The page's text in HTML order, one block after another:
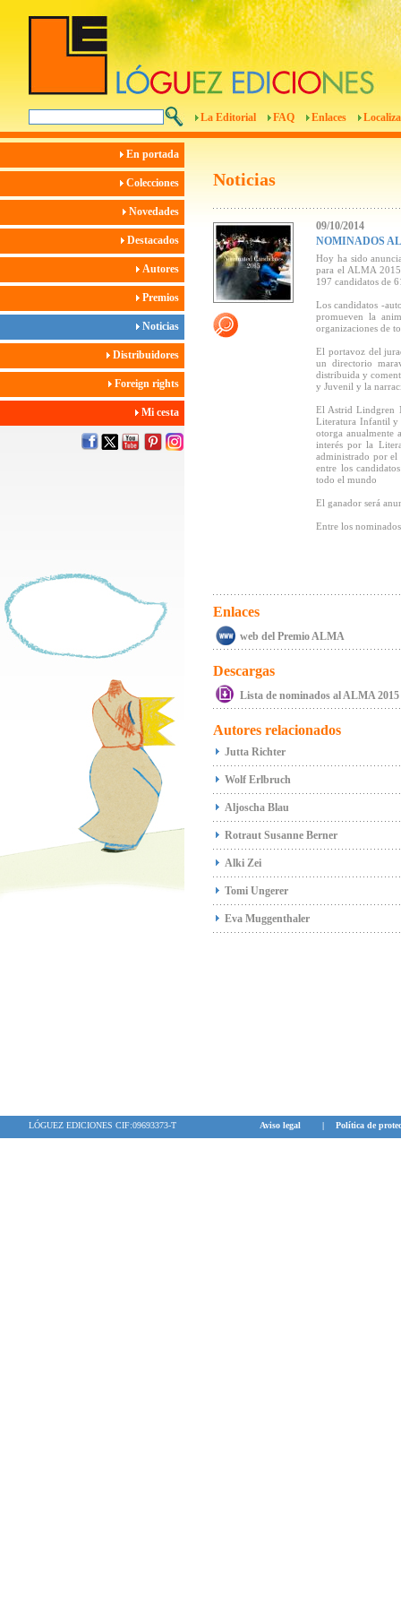
La Editorial FAQ Enlaces
En portada
Colecciones
Novedades
Destacados
Autores
Premios
Noticias
Distribuidores
Foreign rights
Mi cesta
Noticias
09/10/2014
NOMINADOS
Hoy ha sido
para el ALMA
197 candidatos de
Los candidatos -
promueven la
organizaciones de
El portavoz del
un directorio
distribuida y
y Juvenil y la
El Astrid Lindgren
Literatura Infantil y
otorga anualmente
interés por la
administrado por el
entre los
todo el mundo
El ganador será
Entre los
Enlaces
web del Premio ALMA
Descargas
Lista de nominados al ALMA 2015
Autores relacionados
Jutta Richter
Wolf Erlbruch
Aljoscha Blau
Rotraut Susanne Berner
Alki Zei
Tomi Ungerer
Eva Muggenthaler
LÓGUEZ EDICIONES CIF:09693373-T Aviso legal | Política de